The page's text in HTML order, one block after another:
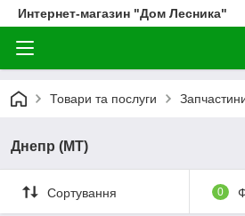
Интернет-магазин "Дом Лесника"
Товари та послуги
Днепр (МТ)
Сортування 0